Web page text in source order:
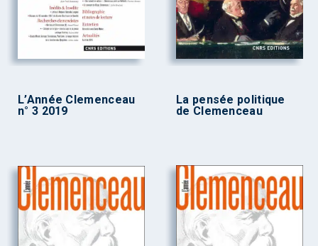
L’Année Clemenceau
n° 3 2019
La pensée politique
de Clemenceau